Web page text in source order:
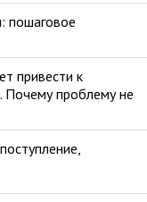
пошаговое
привести к
Почему проблему не